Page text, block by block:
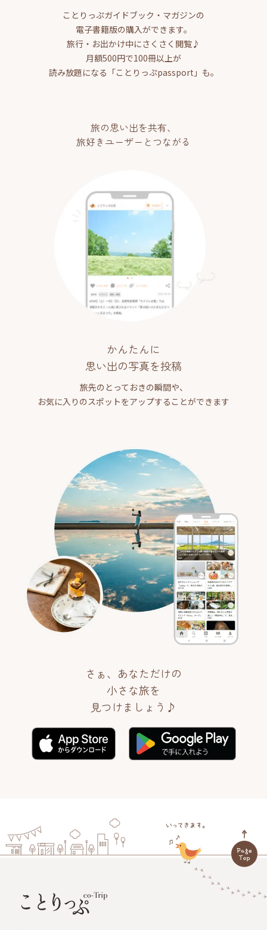
ことりっぷガイドブック・マガジンの
電子書籍版の購入ができます。
旅行・お出かけ中にさくさく閲覧♪
月額500円で100冊以上が
読み放題になる「ことりっぷpassport」も。
旅の思い出を共有、
旅好きユーザーとつながる
かんたんに
思い出の写真を投稿
旅先のとっておきの瞬間や、
お気に入りのスポットをアップすることができます
さぁ、あなただけの
小さな旅を
見つけましょう♪